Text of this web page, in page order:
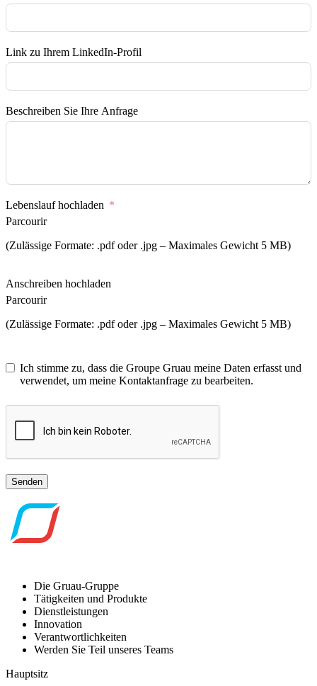
Link zu Ihrem LinkedIn-Profil
Beschreiben Sie Ihre Anfrage
Lebenslauf hochladen
Parcourir
(Zulässige Formate: .pdf oder .jpg – Maximales Gewicht 5 MB)
Anschreiben hochladen
Parcourir
(Zulässige Formate: .pdf oder .jpg – Maximales Gewicht 5 MB)
Ich stimme zu, dass die Groupe Gruau meine Daten erfasst und
verwendet, um meine Kontaktanfrage zu bearbeiten.
Senden
Die Gruau-Gruppe
Tätigkeiten und Produkte
Dienstleistungen
Innovation
Verantwortlichkeiten
Werden Sie Teil unseres Teams
Hauptsitz